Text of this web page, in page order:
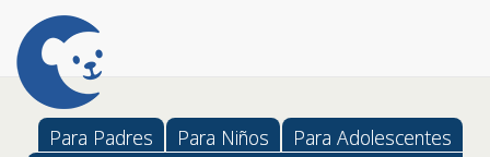
Para Padres Para Niños Para Adolescentes